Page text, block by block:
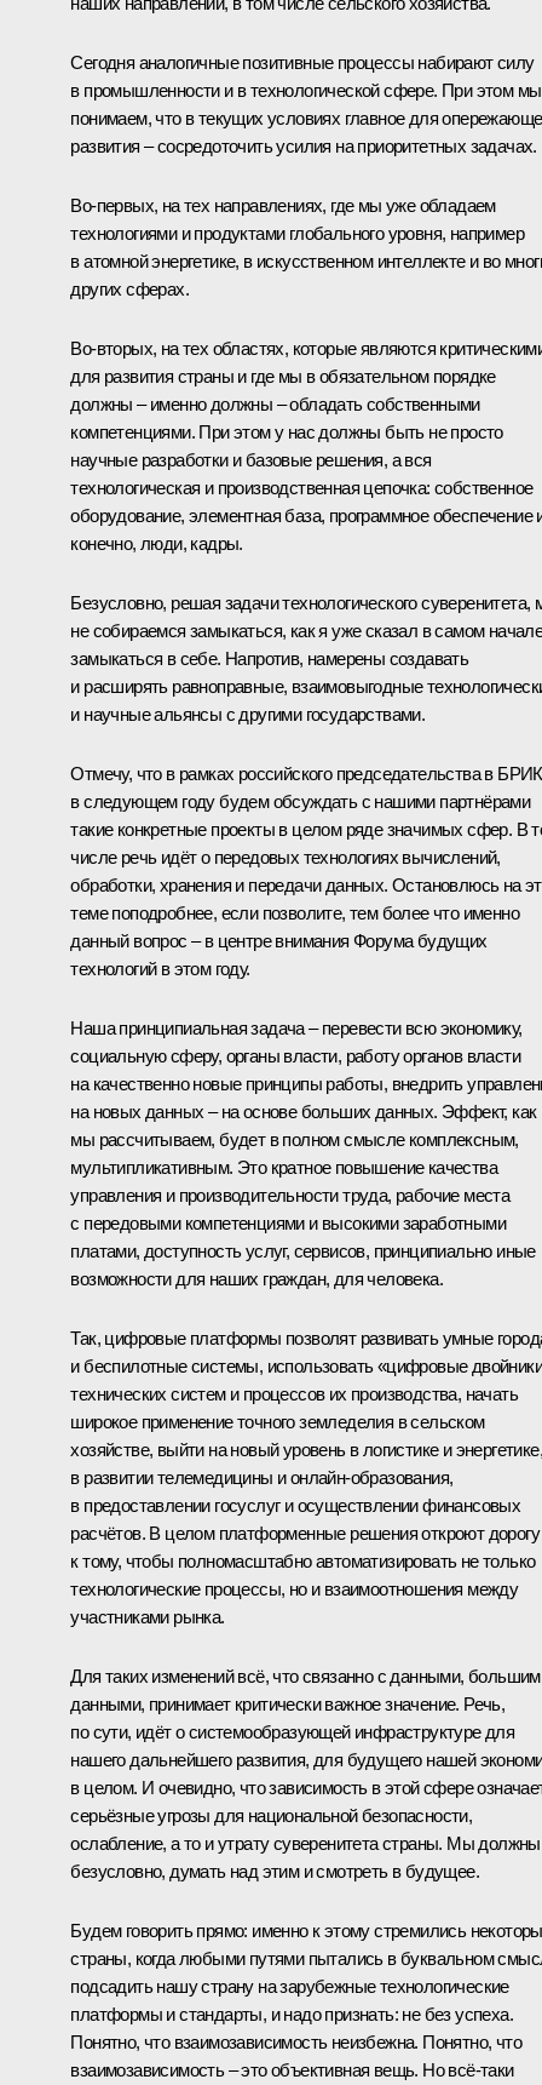
Сегодня аналогичные позитивные процессы набирают силу
в промышленности и в технологической сфере. При этом мы
понимаем, что в текущих условиях главное для
развития – сосредоточить усилия на приоритетных задачах.
Во-первых, на тех направлениях, где мы уже обладаем
технологиями и продуктами глобального уровня, например
в атомной энергетике, в искусственном интеллекте и во
других сферах.
Во-вторых, на тех областях, которые являются
для развития страны и где мы в обязательном порядке
должны – именно должны – обладать собственными
компетенциями. При этом у нас должны быть не просто
научные разработки и базовые решения, а вся
технологическая и производственная цепочка: собственное
оборудование, элементная база, программное обеспечение
конечно, люди, кадры.
Безусловно, решая задачи технологического суверенитета,
не собираемся замыкаться, как я уже сказал в самом
замыкаться в себе. Напротив, намерены создавать
и расширять равноправные, взаимовыгодные
и научные альянсы с другими государствами.
Отмечу, что в рамках российского председательства в
в следующем году будем обсуждать с нашими партнёрами
такие конкретные проекты в целом ряде значимых сфер. В
числе речь идёт о передовых технологиях вычислений,
обработки, хранения и передачи данных. Остановлюсь на
теме поподробнее, если позволите, тем более что именно
данный вопрос – в центре внимания Форума будущих
технологий в этом году.
Наша принципиальная задача – перевести всю экономику,
социальную сферу, органы власти, работу органов власти
на качественно новые принципы работы, внедрить
на новых данных – на основе больших данных. Эффект, как
мы рассчитываем, будет в полном смысле комплексным,
мультипликативным. Это кратное повышение качества
управления и производительности труда, рабочие места
с передовыми компетенциями и высокими заработными
платами, доступность услуг, сервисов, принципиально иные
возможности для наших граждан, для человека.
Так, цифровые платформы позволят развивать умные
и беспилотные системы, использовать «цифровые
технических систем и процессов их производства, начать
широкое применение точного земледелия в сельском
хозяйстве, выйти на новый уровень в логистике и энергетике,
в развитии телемедицины и онлайн-образования,
в предоставлении госуслуг и осуществлении финансовых
расчётов. В целом платформенные решения откроют дорогу
к тому, чтобы полномасштабно автоматизировать не только
технологические процессы, но и взаимоотношения между
участниками рынка.
Для таких изменений всё, что связанно с данными,
данными, принимает критически важное значение. Речь,
по сути, идёт о системообразующей инфраструктуре для
нашего дальнейшего развития, для будущего нашей
в целом. И очевидно, что зависимость в этой сфере
серьёзные угрозы для национальной безопасности,
ослабление, а то и утрату суверенитета страны. Мы
безусловно, думать над этим и смотреть в будущее.
Будем говорить прямо: именно к этому стремились
страны, когда любыми путями пытались в буквальном
подсадить нашу страну на зарубежные технологические
платформы и стандарты, и надо признать: не без успеха.
Понятно, что взаимозависимость неизбежна. Понятно, что
взаимозависимость – это объективная вещь. Но всё-таки